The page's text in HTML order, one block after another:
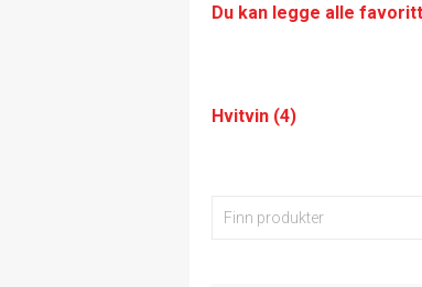
Du kan legge alle
Hvitvin (4)